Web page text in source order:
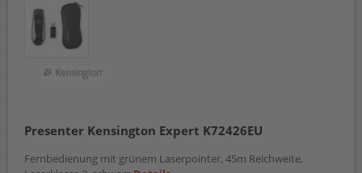
Presenter Kensington Expert K72426EU
Fernbedienung mit grünem Laserpointer, 45m Reichweite,